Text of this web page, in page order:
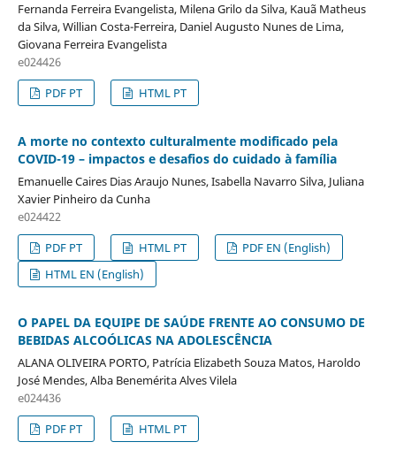
Fernanda Ferreira Evangelista, Milena Grilo da Silva, Kauã Matheus
da Silva, Willian Costa-Ferreira, Daniel Augusto Nunes de Lima,
Giovana Ferreira Evangelista
e024426
PDF PT
HTML PT
A morte no contexto culturalmente modificado pela
COVID-19 – impactos e desafios do cuidado à família
Emanuelle Caires Dias Araujo Nunes, Isabella Navarro Silva, Juliana
Xavier Pinheiro da Cunha
e024422
PDF PT
HTML PT
PDF EN (English)
HTML EN (English)
O PAPEL DA EQUIPE DE SAÚDE FRENTE AO CONSUMO DE
BEBIDAS ALCOÓLICAS NA ADOLESCÊNCIA
ALANA OLIVEIRA PORTO, Patrícia Elizabeth Souza Matos, Haroldo
José Mendes, Alba Benemérita Alves Vilela
e024436
PDF PT
HTML PT